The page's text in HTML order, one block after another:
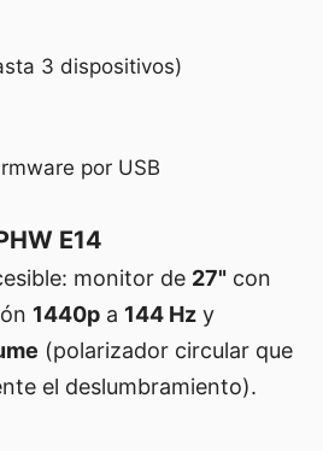
3 dispositivos)
por USB
E14
monitor de 27" con
1440p a 144 Hz y
(polarizador circular que
el deslumbramiento).